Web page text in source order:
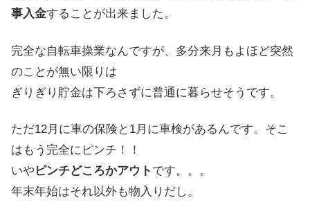
事入金することが出来ました。
完全な自転車操業なんですが、多分来月もよほど突然
のことが無い限りは
ぎりぎり貯金は下ろさずに普通に暮らせそうです。
ただ12月に車の保険と1月に車検があるんです。そこ
はもう完全にピンチ！！
いや ピンチどころかアウト です。。。
年末年始はそれ以外も物入りだし。